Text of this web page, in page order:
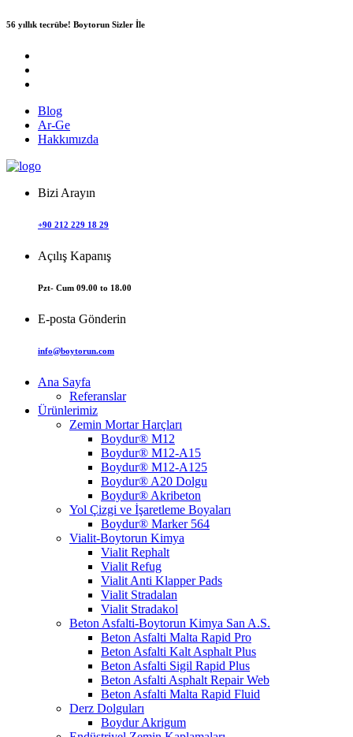
56 yıllık tecrübe! Boytorun Sizler İle
Blog
Ar-Ge
Hakkımızda
Bizi Arayın
+90 212 229 18 29
Açılış Kapanış
Pzt- Cum 09.00 to 18.00
E-posta Gönderin
info@boytorun.com
Ana Sayfa
Referanslar
Ürünlerimiz
Zemin Mortar Harçları
Boydur® M12
Boydur® M12-A15
Boydur® M12-A125
Boydur® A20 Dolgu
Boydur® Akribeton
Yol Çizgi ve İşaretleme Boyaları
Boydur® Marker 564
Vialit-Boytorun Kimya
Vialit Rephalt
Vialit Refug
Vialit Anti Klapper Pads
Vialit Stradalan
Vialit Stradakol
Beton Asfalti-Boytorun Kimya San A.S.
Beton Asfalti Malta Rapid Pro
Beton Asfalti Kalt Asphalt Plus
Beton Asfalti Sigil Rapid Plus
Beton Asfalti Asphalt Repair Web
Beton Asfalti Malta Rapid Fluid
Derz Dolguları
Boydur Akrigum